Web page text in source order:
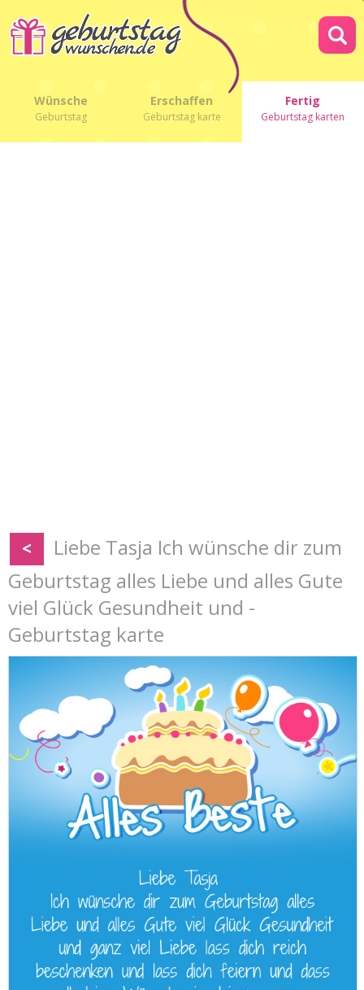
Wünsche
Geburtstag
Erschaffen
Geburtstag karte
Fertig
Geburtstag karten
<
Liebe Tasja Ich wünsche dir zum
Geburtstag alles Liebe und alles Gute
viel Glück Gesundheit und -
Geburtstag karte